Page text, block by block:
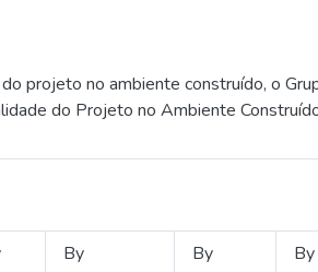
projeto no ambiente construído, o
do Projeto no Ambiente
By
By
By